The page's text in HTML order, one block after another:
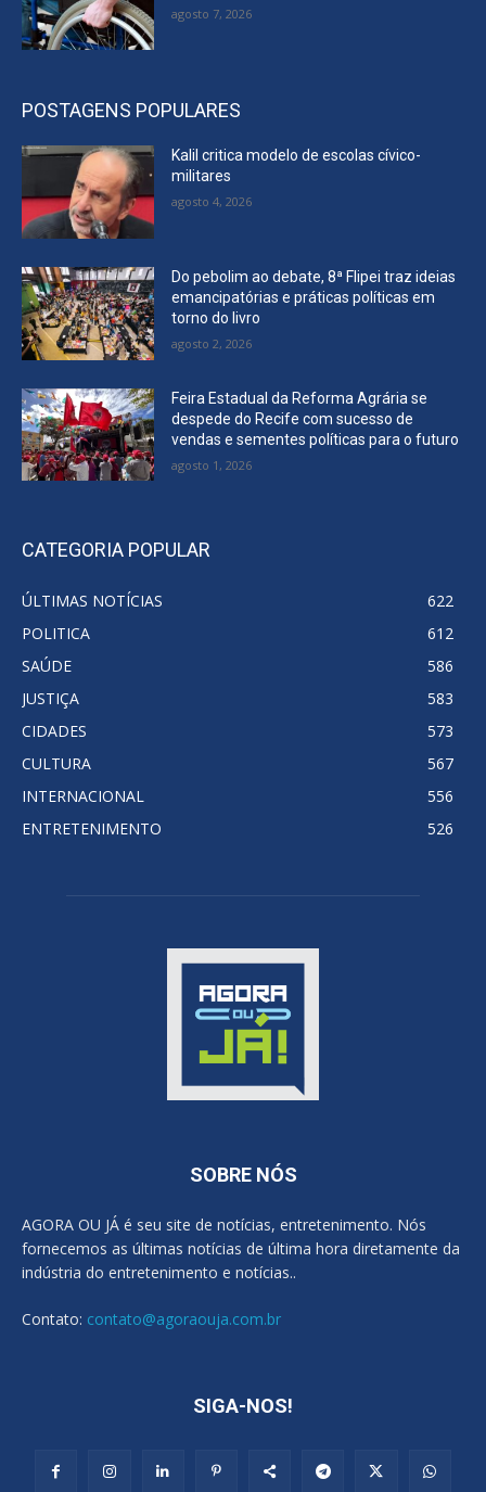
agosto 7, 2026
POSTAGENS POPULARES
Kalil critica modelo de escolas cívico-
militares
agosto 4, 2026
Do pebolim ao debate, 8ª Flipei traz ideias
emancipatórias e práticas políticas em
torno do livro
agosto 2, 2026
Feira Estadual da Reforma Agrária se
despede do Recife com sucesso de
vendas e sementes políticas para o futuro
agosto 1, 2026
CATEGORIA POPULAR
ÚLTIMAS NOTÍCIAS
622
POLITICA
612
SAÚDE
586
JUSTIÇA
583
CIDADES
573
CULTURA
567
INTERNACIONAL
556
ENTRETENIMENTO
526
SOBRE NÓS
AGORA OU JÁ é seu site de notícias, entretenimento. Nós
fornecemos as últimas notícias de última hora diretamente da
indústria do entretenimento e notícias..
Contato: contato@agoraouja.com.br
SIGA-NOS!